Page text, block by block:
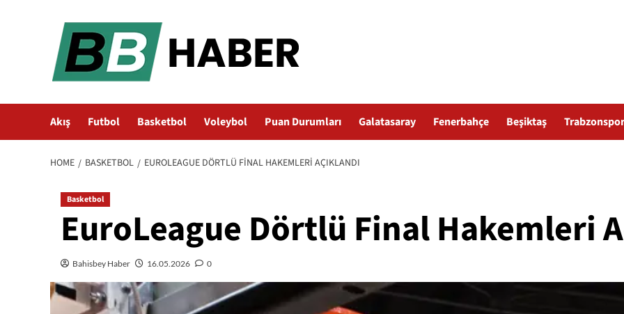
Akış Futbol Basketbol Voleybol Puan Durumları Galatasaray Fenerbahçe Beşiktaş Trabzonspor
HOME BASKETBOL EUROLEAGUE DÖRTLÜ FINAL HAKEMLERI AÇIKLANDI
Basketbol
EuroLeague Dörtlü Final Hakemleri
Bahisbey Haber 16.05.2026 0